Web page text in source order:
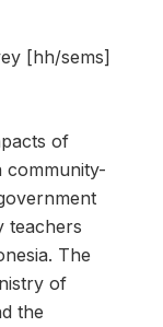
[hh/sems]
of
community-
teachers
The
of
the